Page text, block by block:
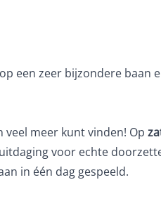
een zeer bijzondere baan
veel meer kunt vinden! Op
voor echte
in één dag gespeeld.